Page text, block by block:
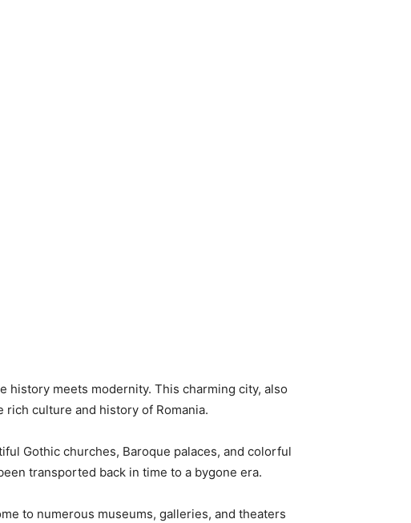
history meets modernity. This charming city, also
culture and history of Romania.
Gothic churches, Baroque palaces, and colorful
transported back in time to‍ a bygone era.
to numerous museums, galleries, and theaters